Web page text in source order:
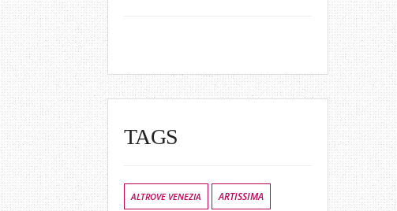
TAGS
ALTROVE VENEZIA ARTISSIMA